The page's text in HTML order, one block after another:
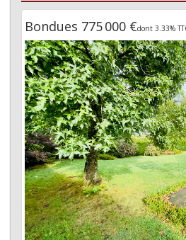
Bondues 775 000 €dont 3.33%